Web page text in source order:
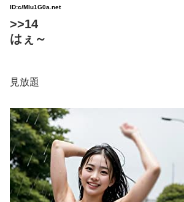
ID:c/MIu1G0a.net
>>14
はぇ～
見放題